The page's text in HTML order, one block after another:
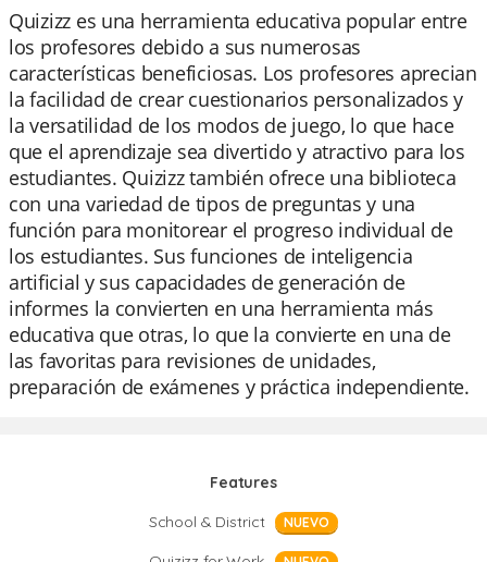
Quizizz es una herramienta educativa popular entre
los profesores debido a sus numerosas
características beneficiosas. Los profesores aprecian
la facilidad de crear cuestionarios personalizados y
la versatilidad de los modos de juego, lo que hace
que el aprendizaje sea divertido y atractivo para los
estudiantes. Quizizz también ofrece una biblioteca
con una variedad de tipos de preguntas y una
función para monitorear el progreso individual de
los estudiantes. Sus funciones de inteligencia
artificial y sus capacidades de generación de
informes la convierten en una herramienta más
educativa que otras, lo que la convierte en una de
las favoritas para revisiones de unidades,
preparación de exámenes y práctica independiente.
Features
School & District
NUEVO